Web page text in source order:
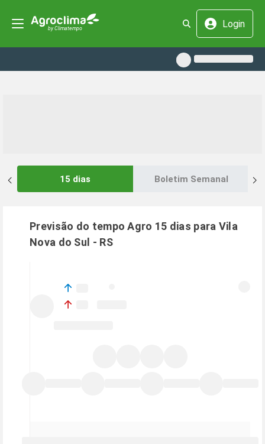
Login
15 dias Boletim Semanal
Previsão do tempo Agro 15 dias para Vila
Nova do Sul - RS